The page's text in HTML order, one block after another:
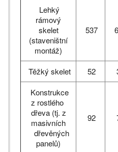
Lehký
rámový
skelet
(staveništní
montáž)
537
Těžký skelet 52
Konstrukce
z rostlého
dřeva (tj. z
masivních
dřevěných
panelů)
92